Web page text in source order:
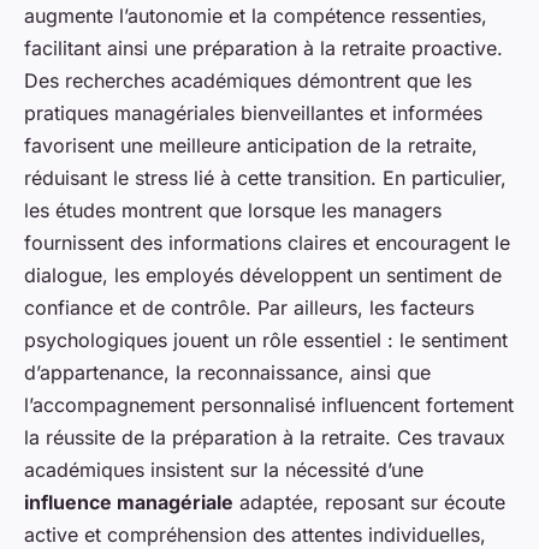
augmente l’autonomie et la compétence ressenties,
facilitant ainsi une préparation à la retraite proactive.
Des recherches académiques démontrent que les
pratiques managériales bienveillantes et informées
favorisent une meilleure anticipation de la retraite,
réduisant le stress lié à cette transition. En particulier,
les études montrent que lorsque les managers
fournissent des informations claires et encouragent le
dialogue, les employés développent un sentiment de
confiance et de contrôle. Par ailleurs, les facteurs
psychologiques jouent un rôle essentiel : le sentiment
d’appartenance, la reconnaissance, ainsi que
l’accompagnement personnalisé influencent fortement
la réussite de la préparation à la retraite. Ces travaux
académiques insistent sur la nécessité d’une
influence managériale adaptée, reposant sur écoute
active et compréhension des attentes individuelles,